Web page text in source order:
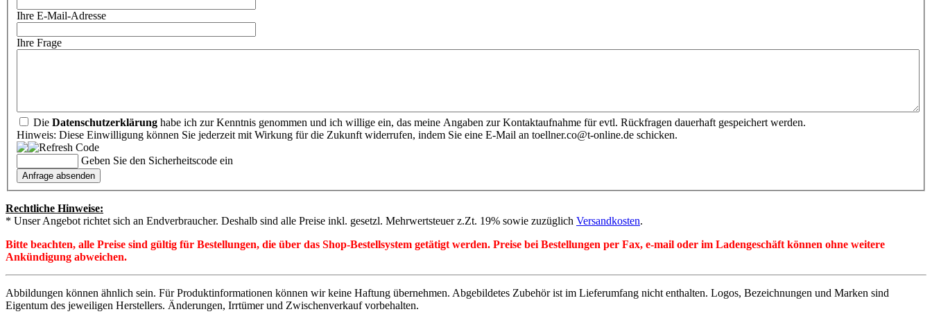
Ihre E-Mail-Adresse
Ihre Frage
Die Datenschutzerklärung habe ich zur Kenntnis genommen und ich willige ein, das meine Angaben zur Kontaktaufnahme für evtl. Rückfragen dauerhaft gespeichert werden.
Hinweis: Diese Einwilligung können Sie jederzeit mit Wirkung für die Zukunft widerrufen, indem Sie eine E-Mail an toellner.co@t-online.de schicken.
Geben Sie den Sicherheitscode ein
Rechtliche Hinweise:
* Unser Angebot richtet sich an Endverbraucher. Deshalb sind alle Preise inkl. gesetzl. Mehrwertsteuer z.Zt. 19% sowie zuzüglich Versandkosten.
Bitte beachten, alle Preise sind gültig für Bestellungen, die über das Shop-Bestellsystem getätigt werden. Preise bei Bestellungen per Fax, e-mail oder im Ladengeschäft können ohne weitere
Ankündigung abweichen.
Abbildungen können ähnlich sein. Für Produktinformationen können wir keine Haftung übernehmen. Abgebildetes Zubehör ist im Lieferumfang nicht enthalten. Logos, Bezeichnungen und Marken sind
Eigentum des jeweiligen Herstellers. Änderungen, Irrtümer und Zwischenverkauf vorbehalten.